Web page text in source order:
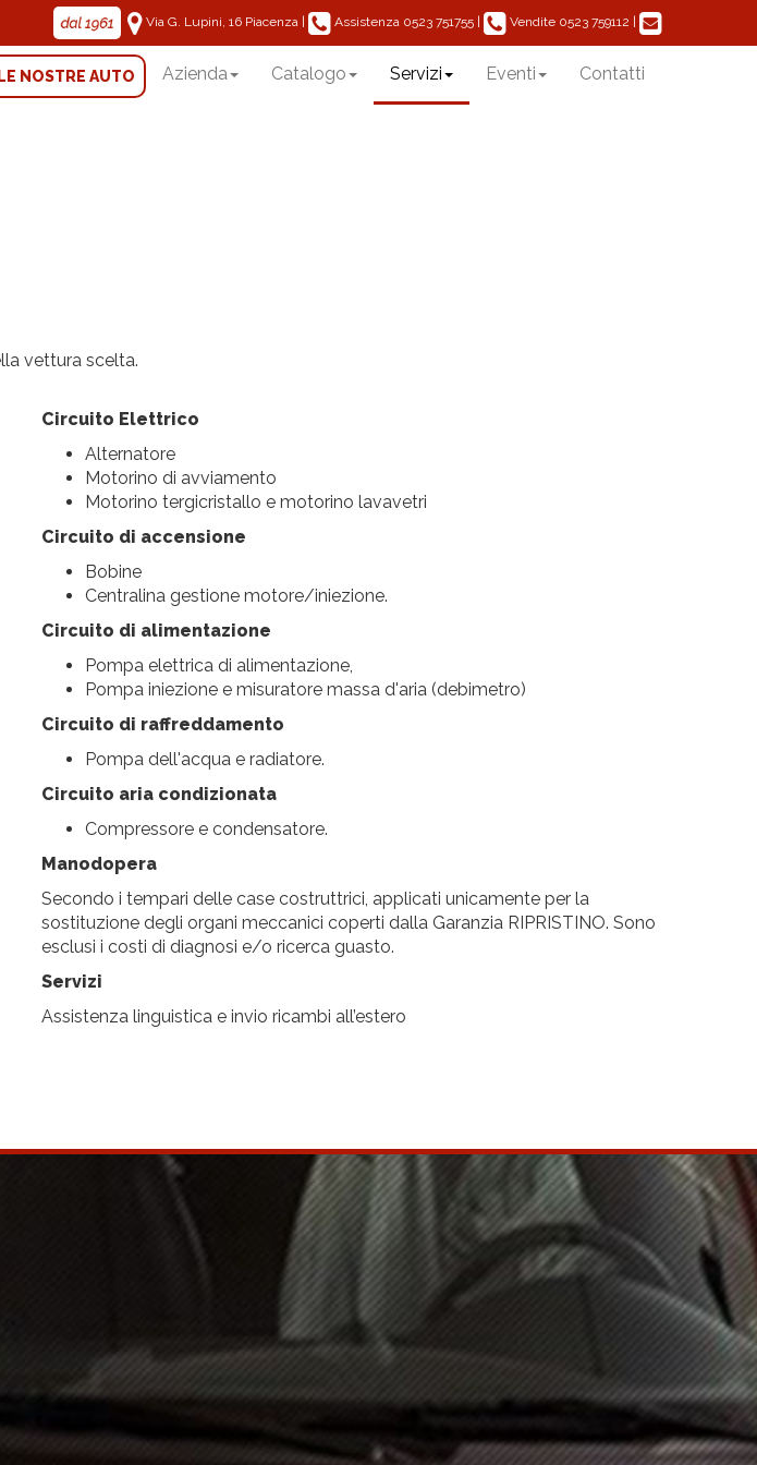
Via G. Lupini, 16 Piacenza Assistenza 0523 751755 Vendite 0523 759112
LE NOSTRE AUTO Azienda Catalogo Servizi Eventi Contatti
vettura scelta.
Circuito Elettrico
Alternatore
Motorino di avviamento
Motorino tergicristallo e motorino lavavetri
Circuito di accensione
Bobine
Centralina gestione motore/iniezione.
Circuito di alimentazione
Pompa elettrica di alimentazione,
Pompa iniezione e misuratore massa d'aria (debimetro)
Circuito di raffreddamento
Pompa dell'acqua e radiatore.
Circuito aria condizionata
Compressore e condensatore.
Manodopera
Secondo i tempari delle case costruttrici, applicati unicamente per la
sostituzione degli organi meccanici coperti dalla Garanzia RIPRISTINO. Sono
esclusi i costi di diagnosi e/o ricerca guasto.
Servizi
Assistenza linguistica e invio ricambi all’estero